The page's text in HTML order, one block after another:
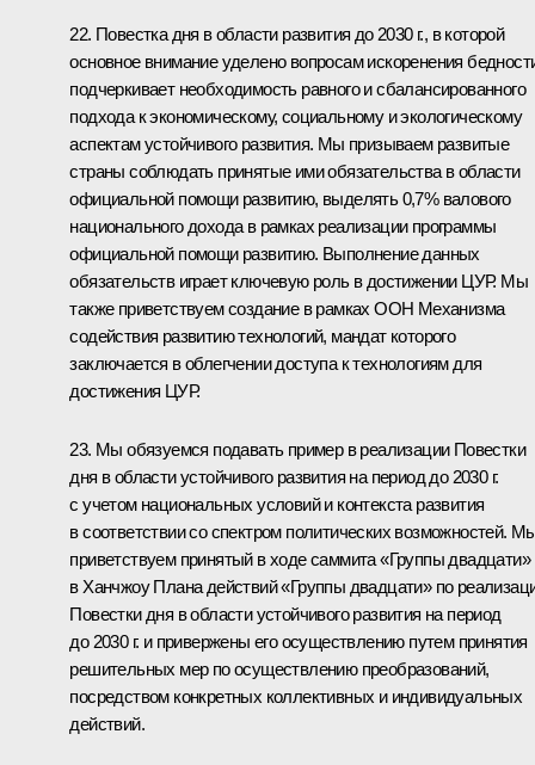
22. Повестка дня в области развития до 2030 г., в которой
основное внимание уделено вопросам искоренения
подчеркивает необходимость равного и сбалансированного
подхода к экономическому, социальному и экологическому
аспектам устойчивого развития. Мы призываем развитые
страны соблюдать принятые ими обязательства в области
официальной помощи развитию, выделять 0,7% валового
национального дохода в рамках реализации программы
официальной помощи развитию. Выполнение данных
обязательств играет ключевую роль в достижении ЦУР. Мы
также приветствуем создание в рамках ООН Механизма
содействия развитию технологий, мандат которого
заключается в облегчении доступа к технологиям для
достижения ЦУР.
23. Мы обязуемся подавать пример в реализации Повестки
дня в области устойчивого развития на период до 2030 г.
с учетом национальных условий и контекста развития
в соответствии со спектром политических возможностей.
приветствуем принятый в ходе саммита «Группы двадцати»
в Ханчжоу Плана действий «Группы двадцати» по
Повестки дня в области устойчивого развития на период
до 2030 г. и привержены его осуществлению путем принятия
решительных мер по осуществлению преобразований,
посредством конкретных коллективных и индивидуальных
действий.